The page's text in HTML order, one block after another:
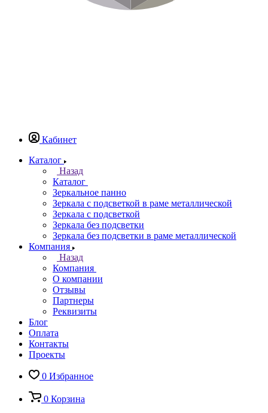
Кабинет
Каталог
Назад
Каталог
Зеркальное панно
Зеркала с подсветкой в раме металлической
Зеркала с подсветкой
Зеркала без подсветки
Зеркала без подсветки в раме металлической
Компания
Назад
Компания
О компании
Отзывы
Партнеры
Реквизиты
Блог
Оплата
Контакты
Проекты
0 Избранное
0 Корзина